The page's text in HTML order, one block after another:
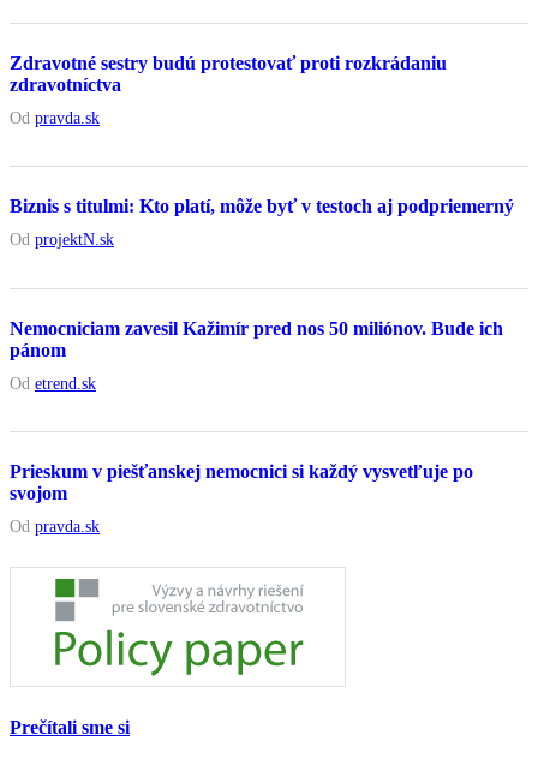
Zdravotné sestry budú protestovať proti rozkrádaniu
zdravotníctva
Od pravda.sk
Biznis s titulmi: Kto platí, môže byť v testoch aj podpriemerný
Od projektN.sk
Nemocniciam zavesil Kažimír pred nos 50 miliónov. Bude ich
pánom
Od etrend.sk
Prieskum v piešťanskej nemocnici si každý vysvetľuje po
svojom
Od pravda.sk
Prečítali sme si